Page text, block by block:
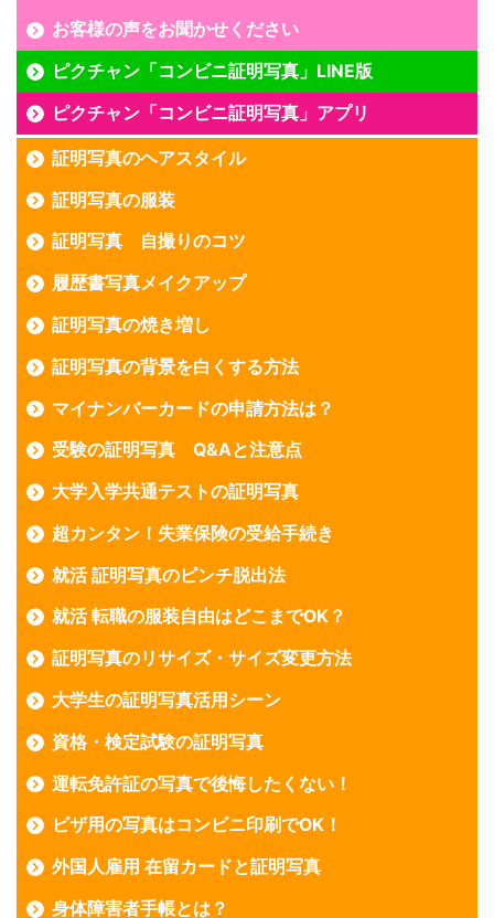
お客様の声をお聞かせください
ピクチャン「コンビニ証明写真」LINE版
ピクチャン「コンビニ証明写真」アプリ
証明写真のヘアスタイル
証明写真の服装
証明写真 自撮りのコツ
履歴書写真メイクアップ
証明写真の焼き増し
証明写真の背景を白くする方法
マイナンバーカードの申請方法は？
受験の証明写真 Q&Aと注意点
大学入学共通テストの証明写真
超カンタン！失業保険の受給手続き
就活 証明写真のピンチ脱出法
就活 転職の服装自由はどこまでOK？
証明写真のリサイズ・サイズ変更方法
大学生の証明写真活用シーン
資格・検定試験の証明写真
運転免許証の写真で後悔したくない！
ビザ用の写真はコンビニ印刷でOK！
外国人雇用 在留カードと証明写真
身体障害者手帳とは？